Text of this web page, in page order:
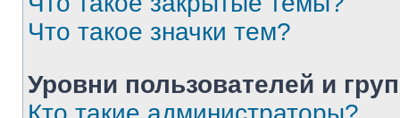
Что такое значки тем?
Уровни пользователей и